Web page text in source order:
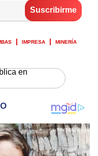
IMPRESA
MINERÍA
en